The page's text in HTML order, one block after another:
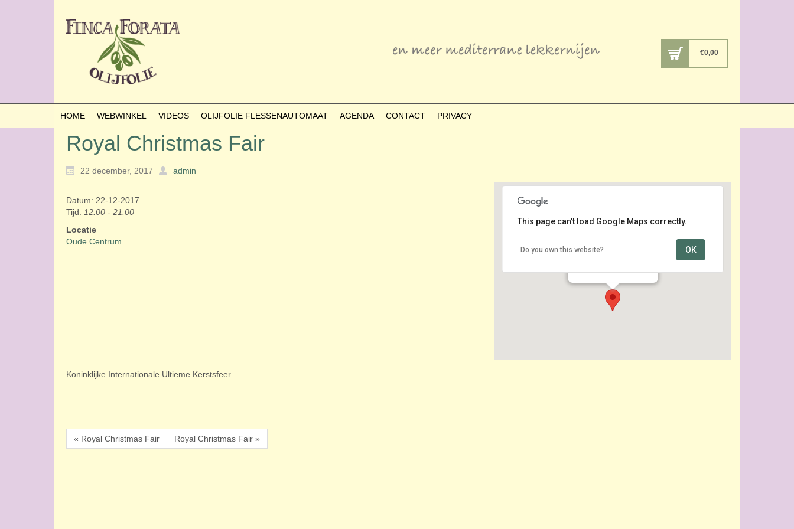
€0,00
HOME WEBWINKEL VIDEOS OLIJFOLIE FLESSENAUTOMAAT AGENDA CONTACT PRIVACY
Royal Christmas Fair
22 december, 2017 admin
Oude Centrum
This page can't load Google Maps correctly.
Do you own this website? OK
Datum: 22-12-2017
Tijd: 12:00 - 21:00
Locatie
Oude Centrum
Koninklijke Internationale Ultieme Kerstsfeer
« Royal Christmas Fair Royal Christmas Fair »